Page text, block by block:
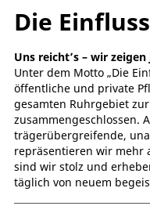
Die
Uns reicht’s – wir
Unter dem Motto „Die
öffentliche und private
gesamten Ruhrgebiet
zusammengeschlossen.
trägerübergreifende,
repräsentieren wir mehr
sind wir stolz und
täglich von neuem